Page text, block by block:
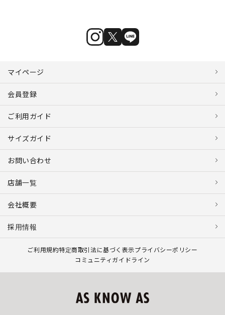
マイページ
会員登録
ご利用ガイド
サイズガイド
お問い合わせ
店舗一覧
会社概要
採用情報
ご利用規約特定商取引法に基づく表示プライバシーポリシー
コミュニティガイドライン